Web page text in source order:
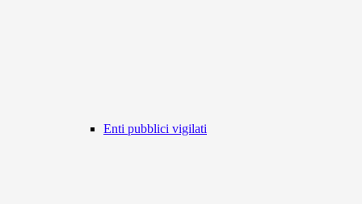
Enti pubblici vigilati